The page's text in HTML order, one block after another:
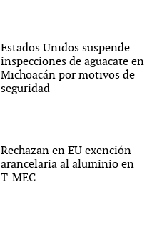
Estados Unidos suspende
inspecciones de aguacate en
Michoacán por motivos de
seguridad
Rechazan en EU exención
arancelaria al aluminio en
T-MEC